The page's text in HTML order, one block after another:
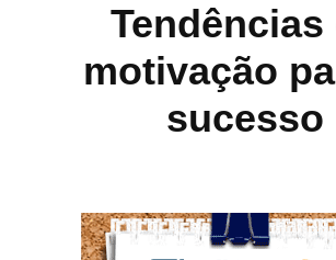
Tendências
motivação
sucesso